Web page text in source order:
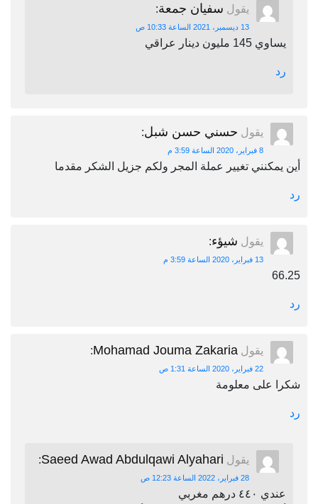
يقول سفيان جمعة:
13 ديسمبر، 2021 الساعة 10:33 ص
يساوي 145 مليون دينار عراقي
رد
يقول حسني حسن شبل:
8 فبراير، 2020 الساعة 3:59 م
أين يمكنني تغيير عملة المجر ولكم جزيل الشكر مقدما
رد
يقول شيؤء:
13 فبراير، 2020 الساعة 3:59 م
66.25
رد
يقول Mohamad Jouma Zakaria
:
22 فبراير، 2020 الساعة 1:31 ص
شكرا على معلومة
رد
يقول Saeed Awad Abdulqawi Alyahari
:
28 فبراير، 2022 الساعة 12:23 ص
عندي ٤٤٠ درهم مغربي